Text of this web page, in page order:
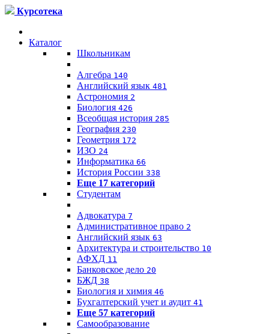
Курсотека
Каталог
Школьникам
Алгебра 140
Английский язык 481
Астрономия 2
Биология 426
Всеобщая история 285
География 230
Геометрия 172
ИЗО 24
Информатика 66
История России 338
Еще 17 категорий
Студентам
Адвокатура 7
Административное право 2
Английский язык 63
Архитектура и строительство 10
АФХД 11
Банковское дело 20
БЖД 38
Биология и химия 46
Бухгалтерский учет и аудит 41
Еще 57 категорий
Самообразование